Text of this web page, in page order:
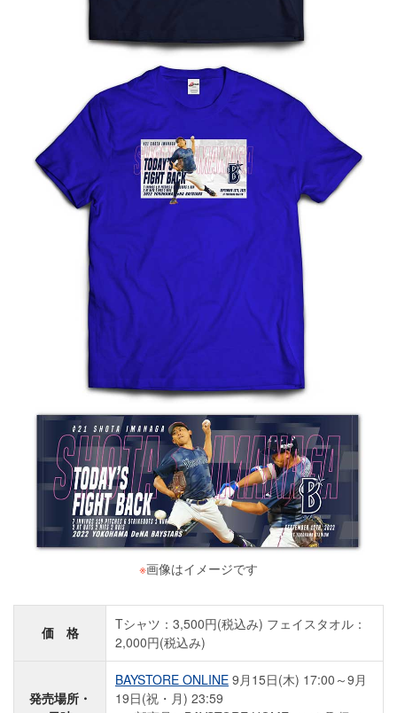
※画像はイメージです
価 格
Tシャツ：3,500円(税込み) フェイスタオル：
2,000円(税込み)
発売場所・
BAYSTORE ONLINE 9月15日(木) 17:00～9月
19日(祝・月) 23:59